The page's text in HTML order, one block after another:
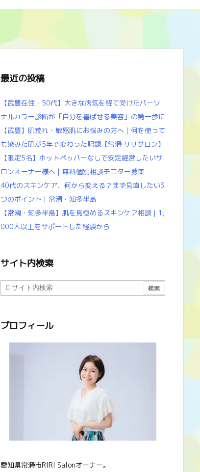
最近の投稿
【武豊在住・50代】大きな病気を経て受けたパーソ
ナルカラー診断が「自分を喜ばせる美容」の第一歩に
【武豊】肌荒れ・敏感肌にお悩みの方へ｜何を使って
も染みた肌が5年で変わった記録【常滑 リリサロン】
【限定5名】ホットペッパーなしで安定経営したいサ
ロンオーナー様へ｜無料個別相談モニター募集
40代のスキンケア、何から変える？まず見直したい3
つのポイント｜常滑・知多半島
【常滑・知多半島】肌を見極めるスキンケア相談｜1,
000人以上をサポートした経験から
サイト内検索
プロフィール
愛知県常滑市RIRI Salonオーナー。